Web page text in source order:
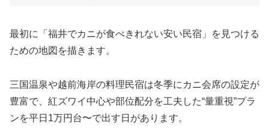
最初に「福井でカニが食べきれない安い民宿」を見つける
ための地図を描きます。
三国温泉や越前海岸の料理民宿は冬季にカニ会席の設定が
豊富で、紅ズワイ中心や部位配分を工夫した“量重視”プラ
ンを平日1万円台〜で出す日があります。